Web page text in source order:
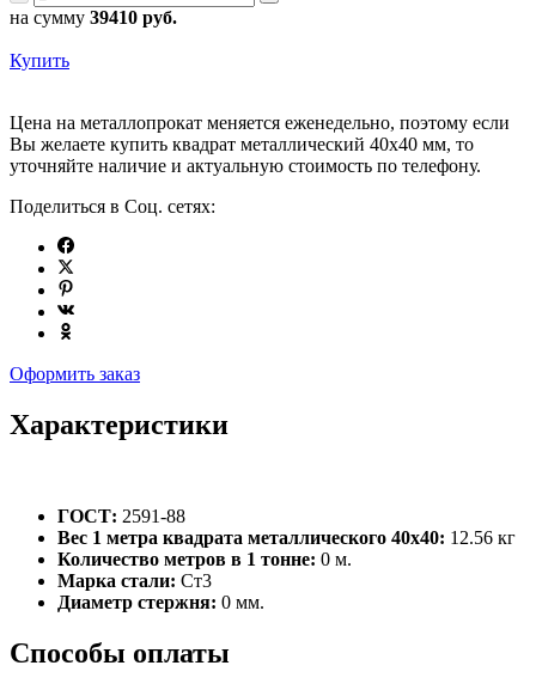
на сумму 39410 руб.
Купить
Цена на металлопрокат меняется еженедельно, поэтому если
Вы желаете купить квадрат металлический 40х40 мм, то
уточняйте наличие и актуальную стоимость по телефону.
Поделиться в Соц. сетях:
Оформить заказ
Характеристики
ГОСТ: 2591-88
Вес 1 метра квадрата металлического 40х40: 12.56 кг
Количество метров в 1 тонне: 0 м.
Марка стали: Ст3
Диаметр стержня: 0 мм.
Способы оплаты